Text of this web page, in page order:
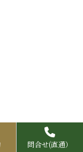
問合せ(直通）